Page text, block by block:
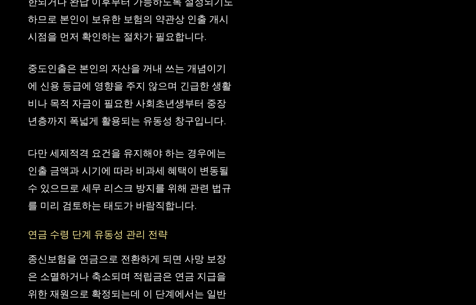
하므로 본인이 보유한 보험의 약관상 인출 개시
시점을 먼저 확인하는 절차가 필요합니다.
중도인출은 본인의 자산을 꺼내 쓰는 개념이기
에 신용 등급에 영향을 주지 않으며 긴급한 생활
비나 목적 자금이 필요한 사회초년생부터 중장
년층까지 폭넓게 활용되는 유동성 창구입니다.
다만 세제적격 요건을 유지해야 하는 경우에는
인출 금액과 시기에 따라 비과세 혜택이 변동될
수 있으므로 세무 리스크 방지를 위해 관련 법규
를 미리 검토하는 태도가 바람직합니다.
연금 수령 단계 유동성 관리 전략
종신보험을 연금으로 전환하게 되면 사망 보장
은 소멸하거나 축소되며 적립금은 연금 지급을
위한 재원으로 확정되는데 이 단계에서는 일반